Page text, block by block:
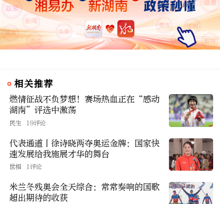
相关推荐
燃情征战不负梦想！赛场热血正在“感动
湖南”评选中激荡
民生 19评论
代表通道丨徐诗晓两夺奥运金牌：国家快
速发展给我施展才华的舞台
世相 1评论
米兰冬残奥会全天综合：常常奏响的国歌
超出期待的收获